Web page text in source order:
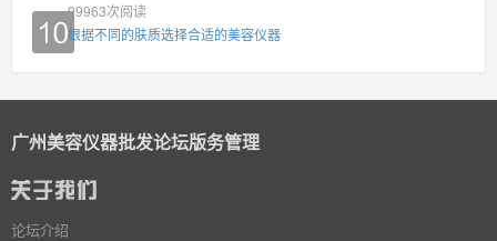
99963次阅读
根据不同的肤质选择合适的美容仪器
广州美容仪器批发论坛版务管理
论坛介绍